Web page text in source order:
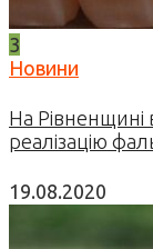
3
Новини
На Рівненщині
реалізацію
19.08.2020